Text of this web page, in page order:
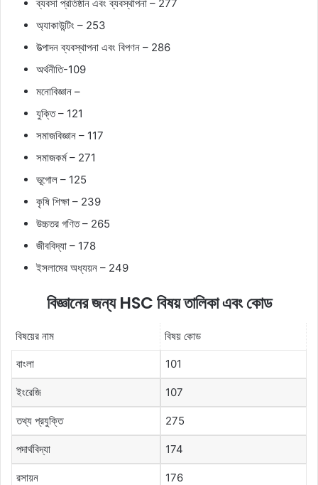
ব্যবসা প্রতিষ্ঠান এবং ব্যবস্থাপনা – 277
অ্যাকাউন্টিং – 253
উত্পাদন ব্যবস্থাপনা এবং বিপণন – 286
অর্থনীতি-109
মনোবিজ্ঞান –
যুক্তি – 121
সমাজবিজ্ঞান – 117
সমাজকর্ম – 271
ভূগোল – 125
কৃষি শিক্ষা – 239
উচ্চতর গণিত – 265
জীববিদ্যা – 178
ইসলামের অধ্যয়ন – 249
বিজ্ঞানেরজন্যHSCবিষয়তালিকাএবং কোড
বিষয়ের নাম বিষয় কোড
বাংলা 101
ইংরেজি 107
তথ্য প্রযুক্তি 275
পদার্থবিদ্যা 174
রসায়ন 176